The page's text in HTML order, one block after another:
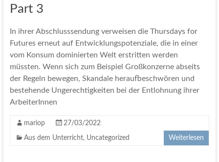
Part 3
In ihrer Abschlusssendung verweisen die Thursdays for
Futures erneut auf Entwicklungspotenziale, die in einer
vom Konsum dominierten Welt erstritten werden
müssten. Wenn sich zum Beispiel Großkonzerne abseits
der Regeln bewegen, Skandale heraufbeschwören und
bestehende Ungerechtigkeiten bei der Entlohnung ihrer
ArbeiterInnen
mariop 27/03/2022
Aus dem Unterricht, Uncategorized Weiterlesen